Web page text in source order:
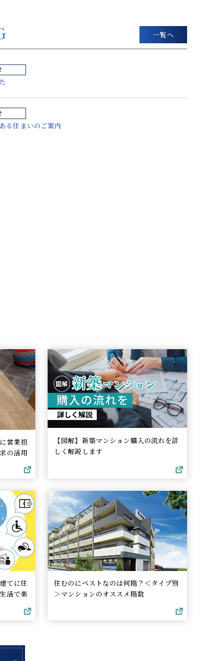
一覧へ
る住まいのご案内
営業担
の活用
【図解】新築マンション購入の流れを詳
しく解説します
てに住
活で楽
住むのにベストなのは何階？＜タイプ別
＞マンションのオススメ階数